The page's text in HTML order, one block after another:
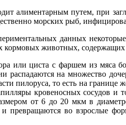
алиментарным путем, при
морских рыб,
данных
животных, содержащих
или циста с фаршем из мяса
распадаются на множество
пилоруса, то есть на
кровеносных сосудов и
от 6 до 20 мкм в
и превращаются во взрослые